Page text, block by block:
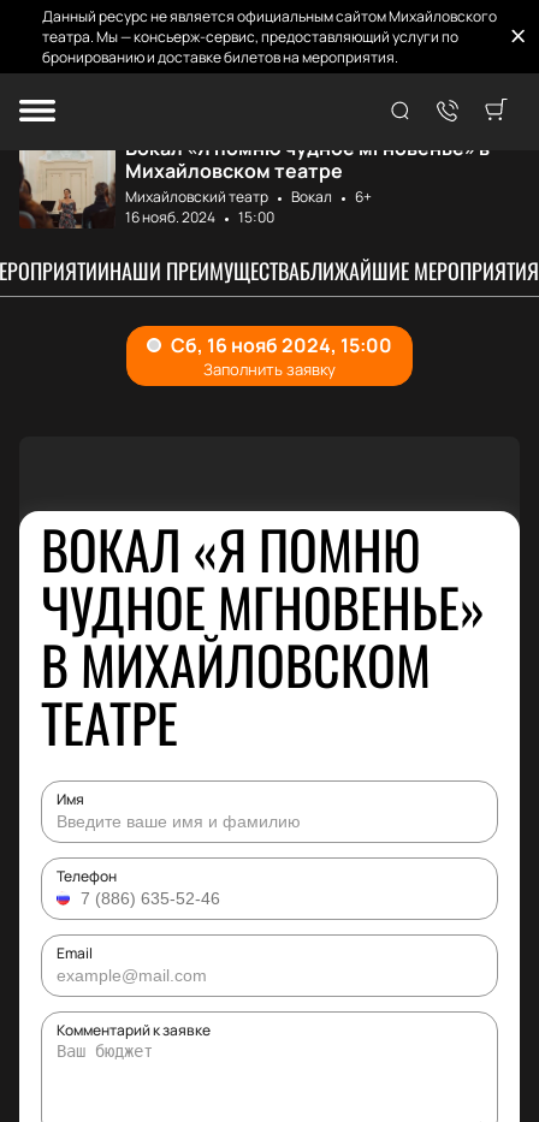
Данный ресурс не является официальным сайтом Михайловского
театра. Мы — консьерж-сервис, предоставляющий услуги по
бронированию и доставке билетов на мероприятия.
Главная
Вокал «Я помню чудное мгновенье» в
Михайловском театре
Михайловский театр Вокал
6+
16 нояб. 2024
15:00
НАШИ ПРЕИМУЩЕСТВАБЛИЖАЙШИЕ МЕРОПРИЯТИЯ
ВОКАЛ «Я ПОМНЮ
ЧУДНОЕ МГНОВЕНЬЕ»
В МИХАЙЛОВСКОМ
ТЕАТРЕ
Имя
Телефон
Email
Комментарий к заявке